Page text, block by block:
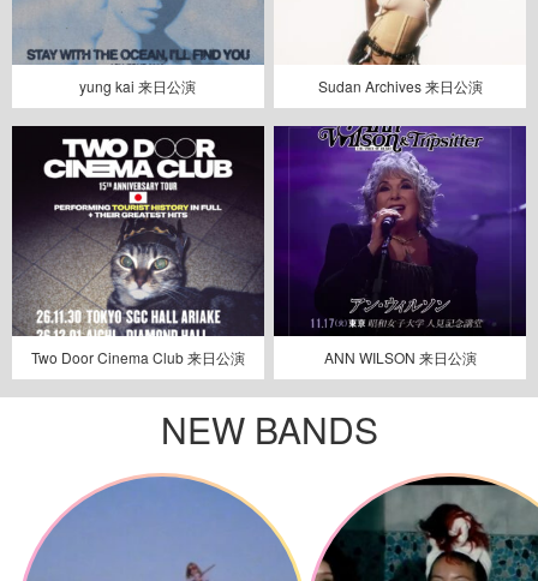
yung kai 来日公演 Sudan Archives 来日公演
Two Door Cinema Club 来日公演 ANN WILSON 来日公演
NEW BANDS